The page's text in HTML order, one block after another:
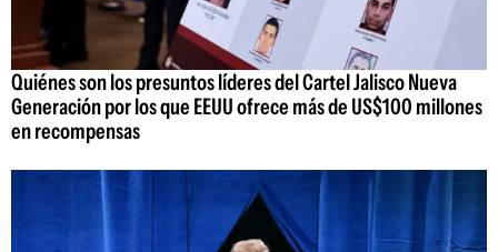
Quiénes son los presuntos líderes del Cartel Jalisco Nueva
Generación por los que EEUU ofrece más de US$100 millones
en recompensas